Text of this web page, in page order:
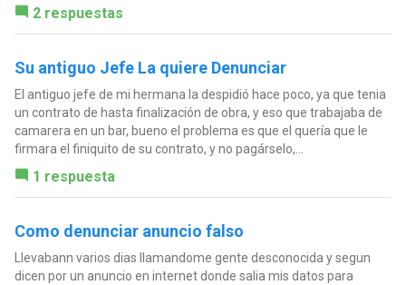
2 respuestas
Su antiguo Jefe La quiere Denunciar
El antiguo jefe de mi hermana la despidió hace poco, ya que tenia
un contrato de hasta finalización de obra, y eso que trabajaba de
camarera en un bar, bueno el problema es que el quería que le
firmara el finiquito de su contrato, y no pagárselo,...
1 respuesta
Como denunciar anuncio falso
Llevabann varios dias llamandome gente desconocida y segun
dicen por un anuncio en internet donde salia mis datos para